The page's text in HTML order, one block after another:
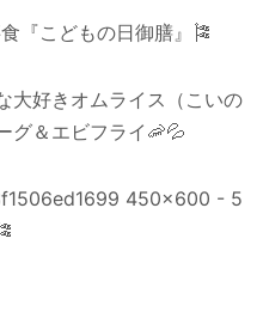
大好きオムライス（こいの
グ＆エビフライ🦐💦